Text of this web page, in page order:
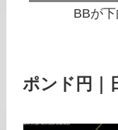
BBが
ポンド円｜